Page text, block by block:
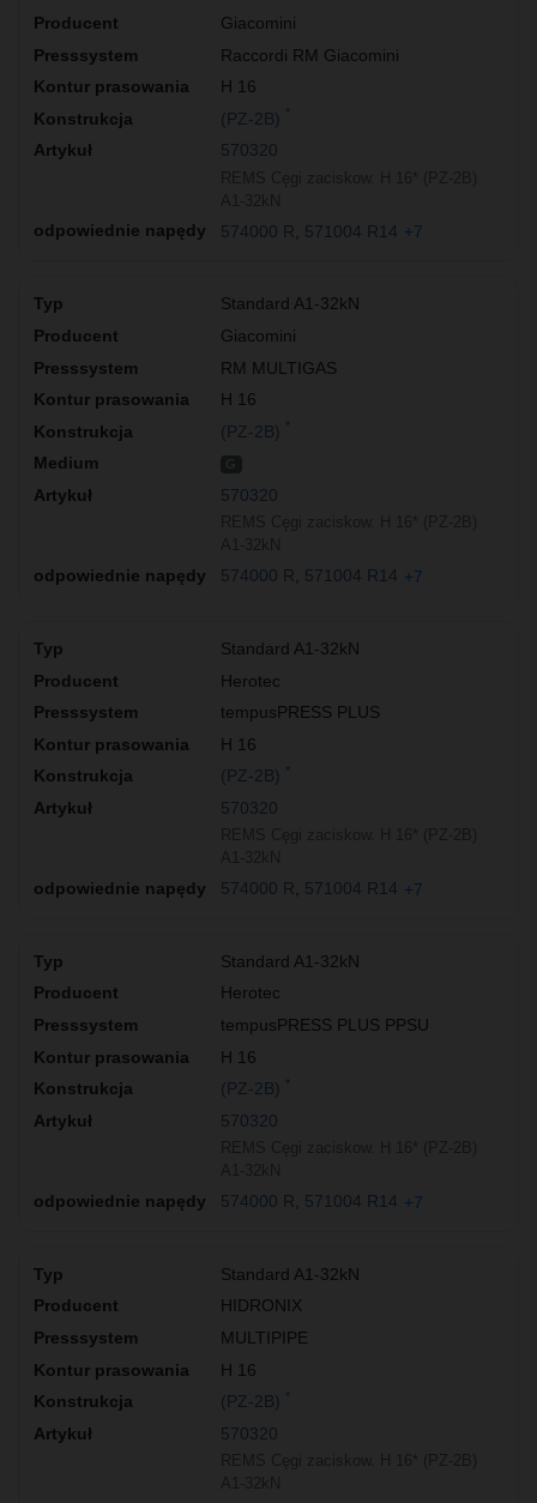
Giacomini
Raccordi RM Giacomini
H 16
(PZ-2B)
570320
574000 R 571004 R14 +7
Standard A1-32kN
Giacomini
RM MULTIGAS
H 16
(PZ-2B)
570320
574000 R 571004 R14 +7
Standard A1-32kN
Herotec
tempusPRESS PLUS
H 16
(PZ-2B)
570320
574000 R 571004 R14 +7
Standard A1-32kN
Herotec
tempusPRESS PLUS PPSU
H 16
(PZ-2B)
570320
574000 R 571004 R14 +7
Standard A1-32kN
HIDRONIX
MULTIPIPE
H 16
(PZ-2B)
570320